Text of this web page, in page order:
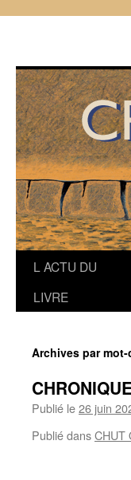
Aller
L ACTU DU
LIVRE
Archives par mot-
Publié le26 juin
Publié dansCHUT